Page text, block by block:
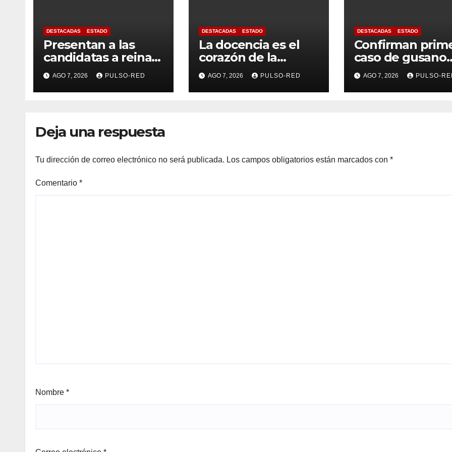
DESTACADAS ESTADO
Presentan a las
candidatas a reinas
de “Tlaxcala, la
Feria de Ferias 2026:
La Flor Tlaxcalteca”
AGO 7, 2026 PULSO-RED
DESTACADAS ESTADO
La docencia es el
corazón de la
transformación
universitaria: Rector
de la UATx
AGO 7, 2026 PULSO-RED
DESTACADAS ESTADO
Confirman
caso de gusano
barrenador en
humano en
Tlaxcala
AGO 7, 2026 PULSO-
Deja una respuesta
Tu dirección de correo electrónico no será publicada. Los campos obligatorios están marcados con *
Comentario *
Nombre *